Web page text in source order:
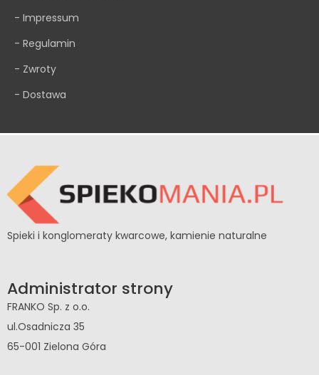
- Impressum
- Regulamin
- Zwroty
- Dostawa
Spieki i konglomeraty kwarcowe, kamienie naturalne
Administrator strony
FRANKO Sp. z o.o.
ul.Osadnicza 35
65-001 Zielona Góra